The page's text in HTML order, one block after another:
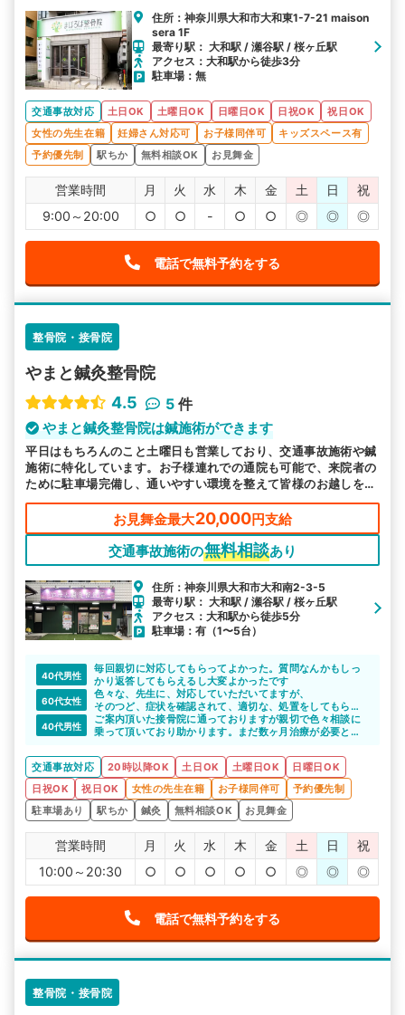
住所：神奈川県大和市大和東1-7-21 maison
sera 1F
最寄り駅： 大和駅 / 瀬谷駅 / 桜ヶ丘駅
アクセス：大和駅から徒歩3分
駐車場：無
交通事故対応 土日OK 土曜日OK 日曜日OK 日祝OK
祝日OK
女性の先生在籍
妊婦さん対応可 お子様同伴可
キッズスペース有
予約優先制
駅ちか 無料相談OK お見舞金
営業時間 月 火 水 木 金 土 日
祝
9:00～20:00
○ ○ - ○ ○ ◎ ◎ ◎
電話で無料予約をする
整骨院・接骨院
やまと鍼灸整骨院
4.5
5 件
やまと鍼灸整骨院は鍼施術ができます
平日はもちろんのこと土曜日も営業しており、交通事故施術や鍼
施術に特化しています。お子様連れでの通院も可能で、来院者の
ために駐車場完備し、通いやすい環境を整えて皆様のお越しをお
待ちしております。
お見舞金最大20,000円支給
交通事故施術の無料相談あり
住所：神奈川県大和市大和南2-3-5
最寄り駅： 大和駅 / 瀬谷駅 / 桜ヶ丘駅
アクセス：大和駅から徒歩5分
駐車場：有（1〜5台）
40代男性
毎回親切に対応してもらってよかった。質問なんかもしっ
かり返答してもらえるし大変よかったです
60代女性
色々な、先生に、対応していただいてますが、
そのつど、症状を確認されて、適切な、処置をしてもらっ
てます。
電気治療だけでなく、マッサージしながらの、治療なの
先生方は、皆さん親切です。
40代男性
ご案内頂いた接骨院に通っておりますが親切で色々相談に
乗って頂いており助かります。まだ数ヶ月治療が必要と思
交通事故対応
20時以降OK 土日OK 土曜日OK
日曜日OK
日祝OK
祝日OK 女性の先生在籍 お子様同伴可
予約優先制
駐車場あり
駅ちか 鍼灸 無料相談OK お見舞金
営業時間 月 火 水 木 金 土 日
祝
10:00～20:30
○ ○ ○ ○ ○ ◎ ◎ ◎
電話で無料予約をする
整骨院・接骨院